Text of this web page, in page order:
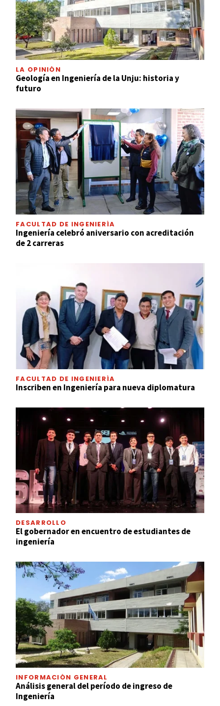
LA OPINIÓN
Geología en Ingeniería de la Unju: historia y
futuro
FACULTAD DE INGENIERÍA
Ingeniería celebró aniversario con acreditación
de 2 carreras
FACULTAD DE INGENIERÍA
Inscriben en Ingeniería para nueva diplomatura
DESARROLLO
El gobernador en encuentro de estudiantes de
ingeniería
INFORMACIÓN GENERAL
Análisis general del período de ingreso de
Ingeniería